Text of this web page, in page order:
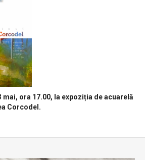
mai, ora 17.00, la expoziția de acuarelă
Corcodel.